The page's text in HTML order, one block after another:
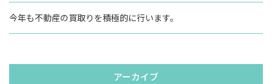
今年も不動産の買取りを積極的に行います。
アーカイブ